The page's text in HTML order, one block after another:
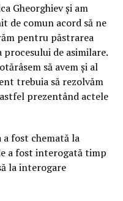
Gheorghiev și am
de comun acord să ne
pentru păstrarea
de asimilare.
să avem și al
trebuia să rezolvăm
prezentând actele
fost chemată la
a fost interogată timp
la interogare